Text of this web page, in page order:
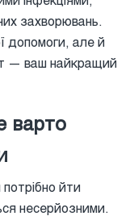
захворювань.
допомоги, але й
— ваш найкращий
варто
йти
несерйозними.